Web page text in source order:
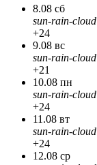
8.08 сб
sun-rain-cloud
+24
9.08 вс
sun-rain-cloud
+21
10.08 пн
sun-rain-cloud
+24
11.08 вт
sun-rain-cloud
+24
12.08 ср